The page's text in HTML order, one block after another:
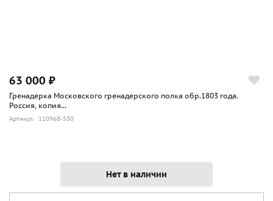
63 000 ₽
Гренадерка Московского гренадерского полка обр.1803 года.
Россия, копия...
Артикул: 110968-530
Нет в наличии